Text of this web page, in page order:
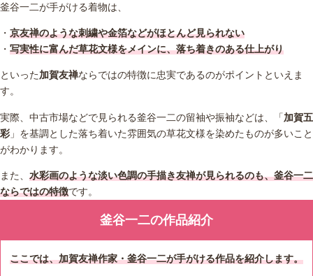
釜谷一二が手がける着物は、
・ 京友禅のような刺繍や金箔などがほとんど見られない
・ 写実性に富んだ草花文様をメインに、落ち着きのある仕上がり
といった加賀友禅ならではの特徴に忠実であるのがポイントといえま
す。
実際、中古市場などで見られる釜谷一二の留袖や振袖などは、「加賀五
彩 」を基調とした落ち着いた雰囲気の草花文様を染めたものが多いこと
がわかります。
また、 水彩画のような淡い色調の手描き友禅が見られるのも、釜谷一二
ならではの特徴です。
釜谷一二の作品紹介
ここでは、加賀友禅作家・釜谷一二が手がける作品を紹介します。